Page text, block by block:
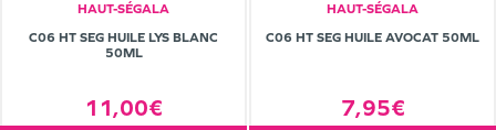
HAUT-SÉGALA
C06 HT SEG HUILE LYS BLANC
50ML
11,00€
HAUT-SÉGALA
C06 HT SEG HUILE AVOCAT 50ML
7,95€